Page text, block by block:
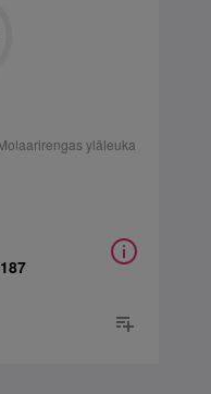
yläleuka